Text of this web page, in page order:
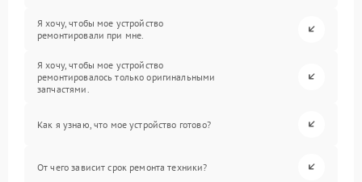
Я хочу, чтобы мое устройство
ремонтировали при мне.
Я хочу, чтобы мое устройство
ремонтировалось только оригинальными
запчастями.
Как я узнаю, что мое устройство готово?
От чего зависит срок ремонта техники?